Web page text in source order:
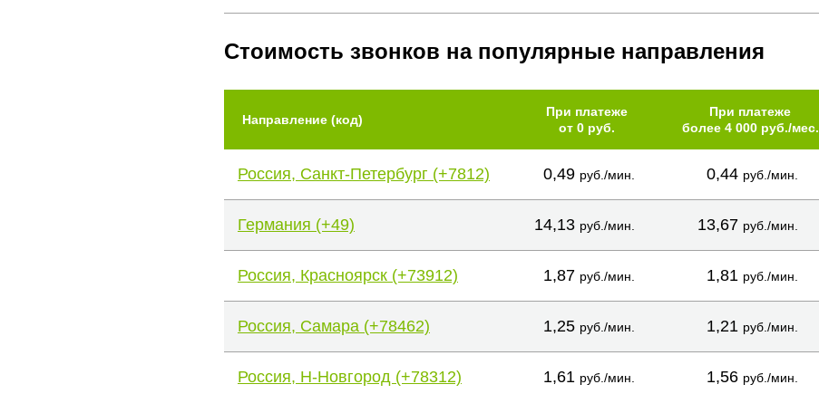
Стоимость звонков на популярные направления
Направление (код)
При платеже
от 0 руб.
При платеже
более 4 000 руб./мес.
Россия, Санкт-Петербург (+7812) 0,49 руб./мин. 0,44 руб./мин.
Германия (+49) 14,13 руб./мин. 13,67 руб./мин.
Россия, Красноярск (+73912) 1,87 руб./мин. 1,81 руб./мин.
Россия, Самара (+78462) 1,25 руб./мин. 1,21 руб./мин.
Россия, Н-Новгород (+78312) 1,61 руб./мин. 1,56 руб./мин.